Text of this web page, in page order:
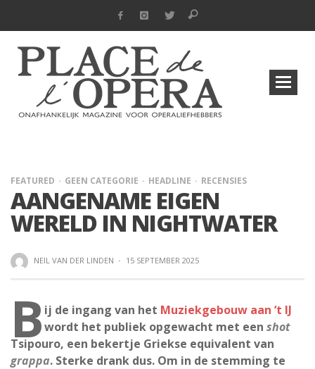
FEATURED GEEN CATEGORIE HEADLINE RECENSIES
AANGENAME EIGEN
WERELD IN NIGHTWATER
NEIL VAN DER LINDEN · 15 SEPTEMBER 2025
B ij de ingang van het Muziekgebouw aan ‘t IJ
wordt het publiek opgewacht met een shot
Tsipouro, een bekertje Griekse equivalent van
grappa. Sterke drank dus. Om in de stemming te